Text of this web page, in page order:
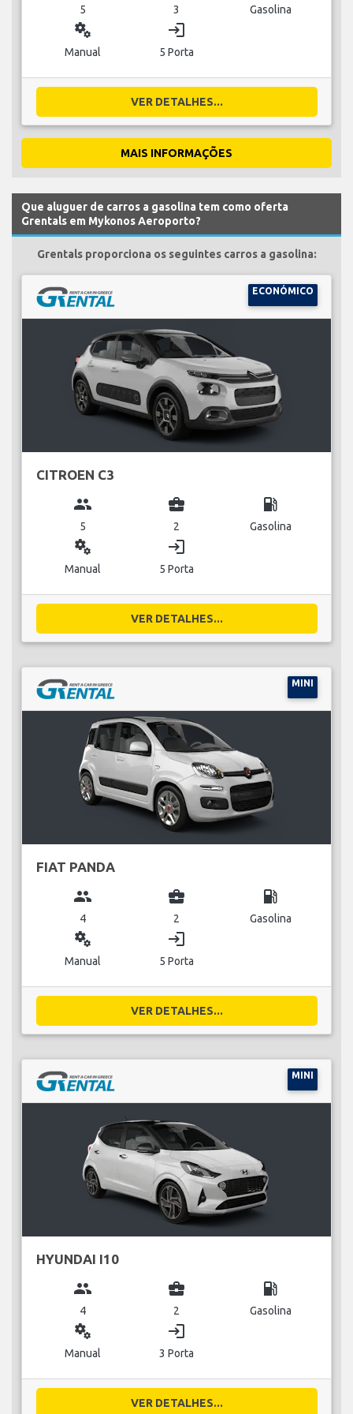
5 3 Gasolina
miscellaneous_services
Manual
login
5 Porta
VER DETALHES...
MAIS INFORMAÇÕES
Que aluguer de carros a gasolina tem como oferta
Grentals em Mykonos Aeroporto?
Grentals proporciona os seguintes carros a gasolina:
ECONÓMICO
CITROEN C3
group
5
business_center
2
local_gas_station
Gasolina
miscellaneous_services
Manual
login
5 Porta
VER DETALHES...
MINI
FIAT PANDA
group
4
business_center
2
local_gas_station
Gasolina
miscellaneous_services
Manual
login
5 Porta
VER DETALHES...
MINI
HYUNDAI I10
group
4
business_center
2
local_gas_station
Gasolina
miscellaneous_services
Manual
login
3 Porta
VER DETALHES...